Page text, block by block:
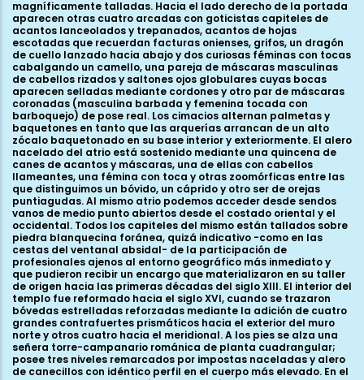
magníficamente talladas. Hacia el lado derecho de la portada
aparecen otras cuatro arcadas con goticistas capiteles de
acantos lanceolados y trepanados, acantos de hojas
escotadas que recuerdan facturas onienses, grifos, un dragón
de cuello lanzado hacia abajo y dos curiosas féminas con tocas
cabalgando un camello, una pareja de máscaras masculinas
de cabellos rizados y saltones ojos globulares cuyas bocas
aparecen selladas mediante cordones y otro par de máscaras
coronadas (masculina barbada y femenina tocada con
barboquejo) de pose real. Los cimacios alternan palmetas y
baquetones en tanto que las arquerías arrancan de un alto
zócalo baquetonado en su base interior y exteriormente. El alero
nacelado del atrio está sostenido mediante una quincena de
canes de acantos y máscaras, una de ellas con cabellos
llameantes, una fémina con toca y otras zoomórficas entre las
que distinguimos un bóvido, un cáprido y otro ser de orejas
puntiagudas. Al mismo atrio podemos acceder desde sendos
vanos de medio punto abiertos desde el costado oriental y el
occidental. Todos los capiteles del mismo están tallados sobre
piedra blanquecina foránea, quizá indicativo -como en las
cestas del ventanal absidal- de la participación de
profesionales ajenos al entorno geográfico más inmediato y
que pudieron recibir un encargo que materializaron en su taller
de origen hacia las primeras décadas del siglo XIII. El interior del
templo fue reformado hacia el siglo XVI, cuando se trazaron
bóvedas estrelladas reforzadas mediante la adición de cuatro
grandes contrafuertes prismáticos hacia el exterior del muro
norte y otros cuatro hacia el meridional. A los pies se alza una
señera torre-campanario románica de planta cuadrangular;
posee tres niveles remarcados por impostas naceladas y alero
de canecillos con idéntico perfil en el cuerpo más elevado. En el